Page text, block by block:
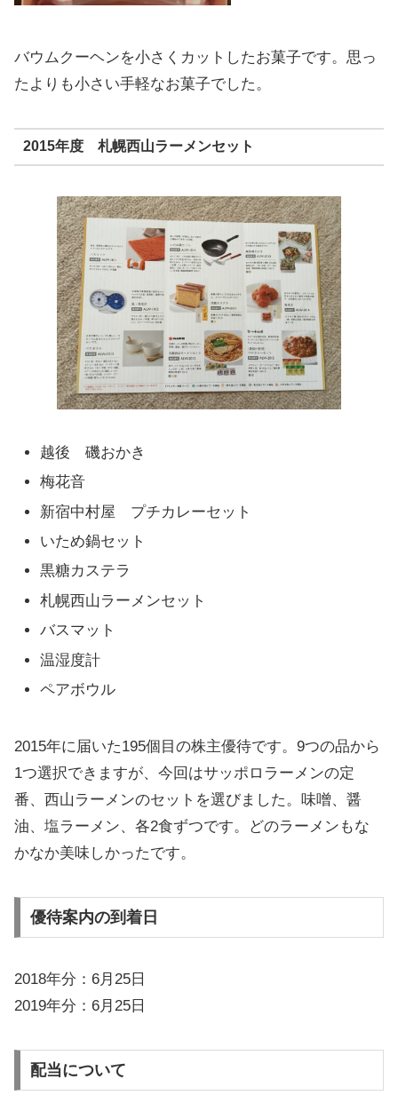
バウムクーヘンを小さくカットしたお菓子です。思っ
たよりも小さい手軽なお菓子でした。
2015年度 札幌西山ラーメンセット
越後 磯おかき
梅花音
新宿中村屋 プチカレーセット
いため鍋セット
黒糖カステラ
札幌西山ラーメンセット
バスマット
温湿度計
ペアボウル
2015年に届いた195個目の株主優待です。9つの品から
1つ選択できますが、今回はサッポロラーメンの定
番、西山ラーメンのセットを選びました。味噌、醤
油、塩ラーメン、各2食ずつです。どのラーメンもな
かなか美味しかったです。
優待案内の到着日
2018年分：6月25日
2019年分：6月25日
配当について